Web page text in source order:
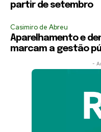
partir de setembro
Casimiro de Abreu
Aparelhamento e
marcam a gestão
-